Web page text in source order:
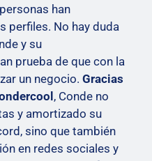
han
perfiles. No hay duda
y su
prueba de que con la
un negocio. Gracias
, Conde no
y amortizado su
sino que también
en redes sociales y